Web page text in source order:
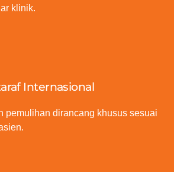
klinik.
Internasional
pemulihan dirancang khusus sesuai